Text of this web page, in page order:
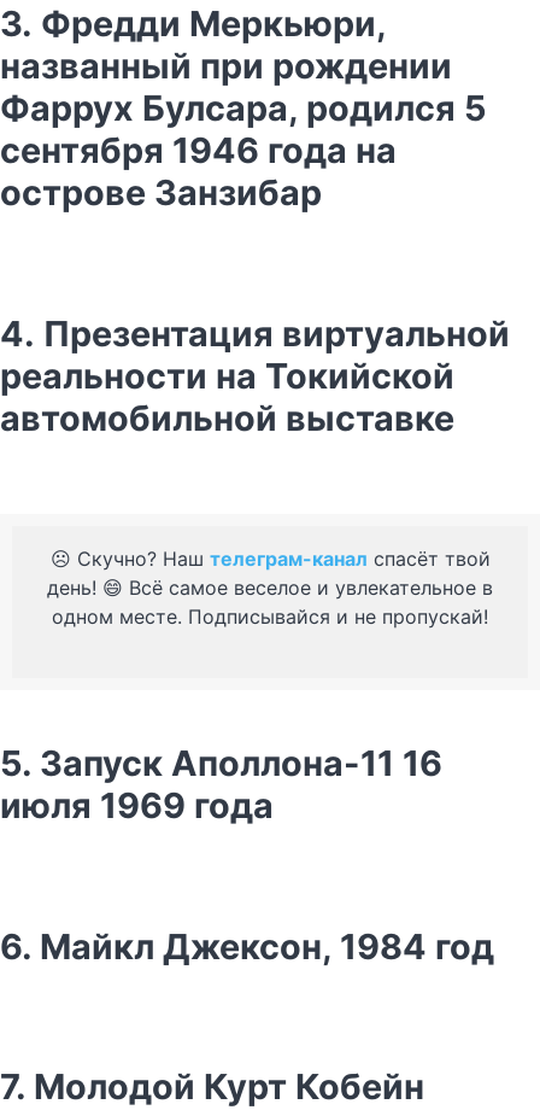
3. Фредди Меркьюри,
названный при рождении
Фаррух Булсара, родился 5
сентября 1946 года на
острове Занзибар
4. Презентация виртуальной
реальности на Токийской
автомобильной выставке
☹️ Скучно? Наш телеграм-канал спасёт твой
день! 😄 Всё самое веселое и увлекательное в
одном месте. Подписывайся и не пропускай!
5. Запуск Аполлона-11 16
июля 1969 года
6. Майкл Джексон, 1984 год
7. Молодой Курт Кобейн